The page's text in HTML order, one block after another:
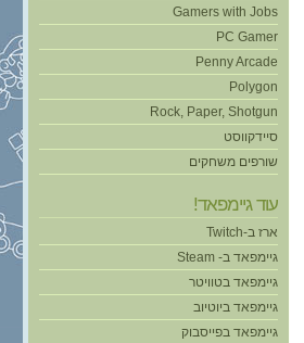
Gamers with Jobs
PC Gamer
Penny Arcade
Polygon
Rock, Paper, Shotgun
סיידקווסט
שורפים משחקים
עוד גיימפאד!
ארז ב-Twitch
גיימפאד ב- Steam
גיימפאד בטוויטר
גיימפאד ביוטיוב
גיימפאד בפייסבוק